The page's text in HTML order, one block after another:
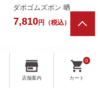
ダボゴムズボン 晒
7,810円（税込）
店舗案内
0
カート